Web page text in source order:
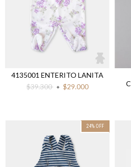
4135001 ENTERITO LANITA
$39.300
$29.000
24% OFF